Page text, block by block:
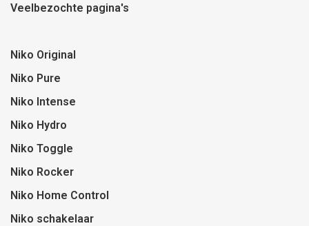
Veelbezochte pagina's
Niko Original
Niko Pure
Niko Intense
Niko Hydro
Niko Toggle
Niko Rocker
Niko Home Control
Niko schakelaar